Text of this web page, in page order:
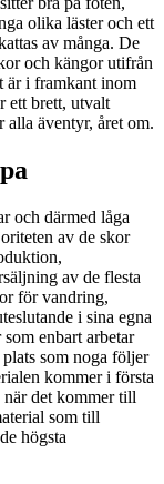
olika läster och ett
av många. De
och kängor utifrån
är i framkant inom
ett brett, utvalt
äventyr, året om.
och därmed låga
av de skor
av de flesta
för vandring,
i sina egna
enbart arbetar
som noga följer
kommer i första
det kommer till
som till
högsta